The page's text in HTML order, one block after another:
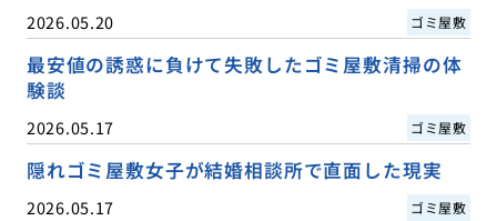
2026.05.20 ゴミ屋敷
最安値の誘惑に負けて失敗したゴミ屋敷清掃の体
験談
2026.05.17 ゴミ屋敷
隠れゴミ屋敷女子が結婚相談所で直面した現実
2026.05.17 ゴミ屋敷